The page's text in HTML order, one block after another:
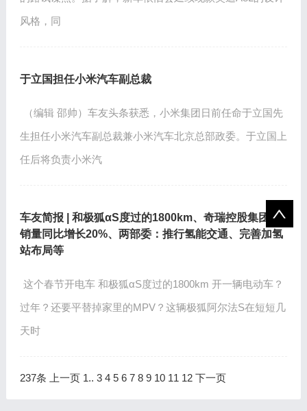
风格，同
于立国担任小米汽车副总裁
（编辑 邵帅）车友头条获悉，小米集团日前任命于立国先
生担任小米汽车副总裁兼小米汽车北京总部政委。于立国上
任后将负责小米汽
车友简报 | 和极狐αS度过的1800km、奇瑞控股集团1月
销量同比增长20%、两部委：推行氢能交通、完善加氢
站布局等
这个春节开电车 和极狐αS度过的1800km 开一辆电动车？
过年？还要平替掉家里的MPV？这辆极狐阿尔法S在短短几
天时
237条 上一页 1.. 3 4 5 6 7 8 9 10 11 12 下一页